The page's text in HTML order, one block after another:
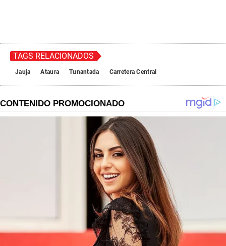
TAGS RELACIONADOS
Jauja Ataura Tunantada Carretera Central